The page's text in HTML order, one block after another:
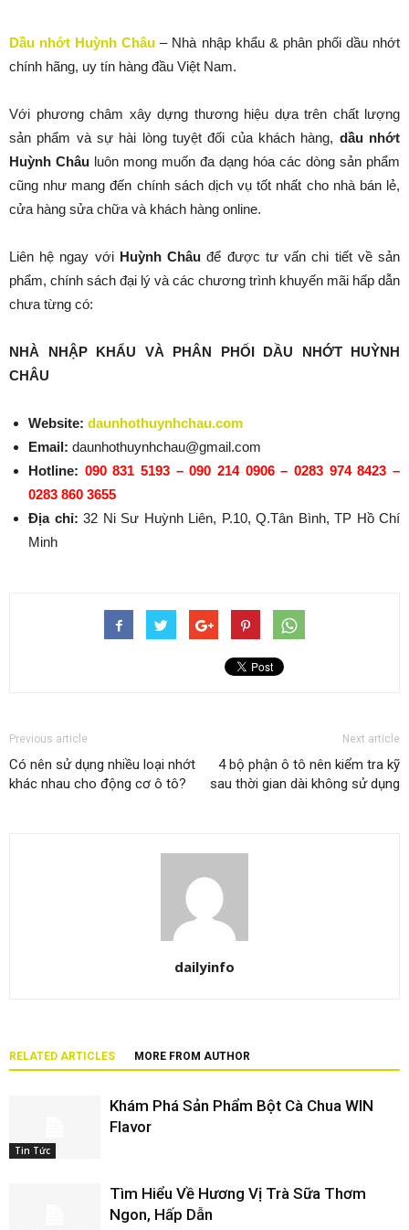
Dầu nhớt Huỳnh Châu – Nhà nhập khẩu & phân phối dầu nhớt
chính hãng, uy tín hàng đầu Việt Nam.
Với phương châm xây dựng thương hiệu dựa trên chất lượng
sản phẩm và sự hài lòng tuyệt đối của khách hàng, dầu nhớt
Huỳnh Châu luôn mong muốn đa dạng hóa các dòng sản phẩm
cũng như mang đến chính sách dịch vụ tốt nhất cho nhà bán lẻ,
cửa hàng sửa chữa và khách hàng online.
Liên hệ ngay với Huỳnh Châu để được tư vấn chi tiết về sản
phẩm, chính sách đại lý và các chương trình khuyến mãi hấp dẫn
chưa từng có:
NHÀ NHẬP KHẨU VÀ PHÂN PHỐI DẦU NHỚT HUỲNH
CHÂU
Website: daunhothuynhchau.com
Email: daunhothuynhchau@gmail.com
Hotline: 090 831 5193 – 090 214 0906 – 0283 974 8423 –
0283 860 3655
Địa chỉ: 32 Ni Sư Huỳnh Liên, P.10, Q.Tân Bình, TP Hồ Chí
Minh
Previous article
Có nên sử dụng nhiều loại nhớt
khác nhau cho động cơ ô tô?
Next article
4 bộ phận ô tô nên kiểm tra kỹ
sau thời gian dài không sử dụng
dailyinfo
RELATED ARTICLES MORE FROM AUTHOR
Tin Tức
Khám Phá Sản Phẩm Bột Cà Chua WIN
Flavor
Tìm Hiểu Về Hương Vị Trà Sữa Thơm
Ngon, Hấp Dẫn